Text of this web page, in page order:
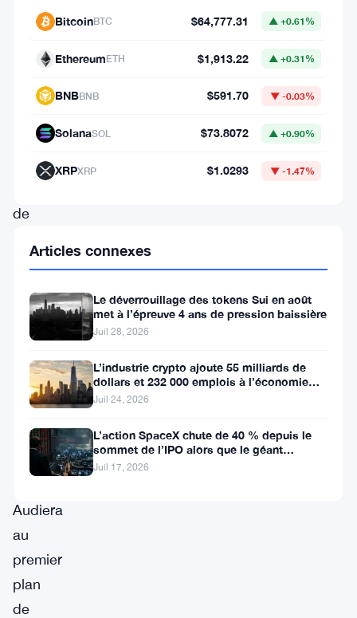
attire
suite
partenariats
récents
de
Selon
les
données
CoinGecko,
mouvement
Audiera
au
premier
plan
de
BitcoinBTC $64,777.31 ▲ +0.61%
EthereumETH $1,913.22 ▲ +0.31%
BNBBNB $591.70 ▼ -0.03%
SolanaSOL $73.8072 ▲ +0.90%
XRPXRP $1.0293 ▼ -1.47%
Articles connexes
Le déverrouillage des tokens Sui en août
met à l’épreuve 4 ans de pression baissière
Juil 28, 2026
L’industrie crypto ajoute 55 milliards de
dollars et 232 000 emplois à l’économie
américaine
Juil 24, 2026
L’action SpaceX chute de 40 % depuis le
sommet de l’IPO alors que le géant
aérospatial d’Elon Musk fait face
Juil 17, 2026